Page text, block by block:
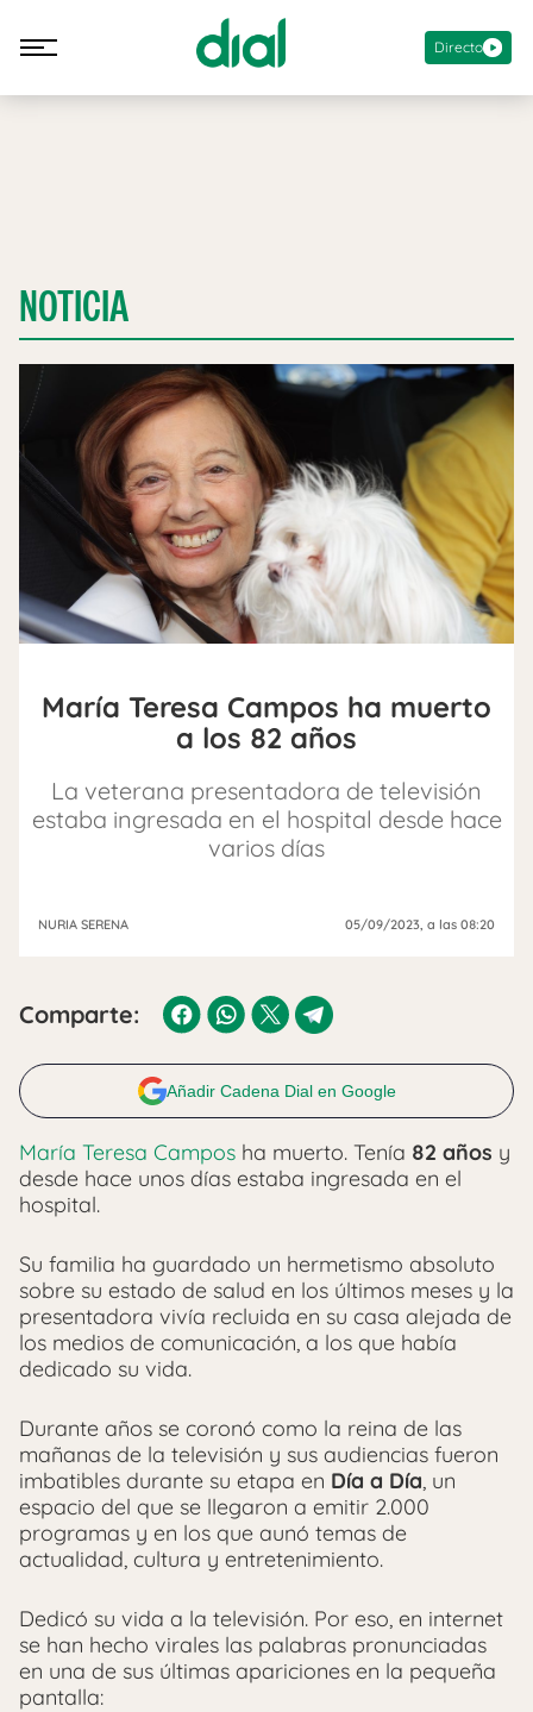
Directo
NOTICIA
María Teresa Campos ha muerto
a los 82 años
La veterana presentadora de televisión
estaba ingresada en el hospital desde hace
varios días
NURIA SERENA 05/09/2023 , a las 08:20
Comparte:
Añadir Cadena Dial en Google
María Teresa Campos ha muerto. Tenía 82 años y
desde hace unos días estaba ingresada en el
hospital.
Su familia ha guardado un hermetismo absoluto
sobre su estado de salud en los últimos meses y la
presentadora vivía recluida en su casa alejada de
los medios de comunicación, a los que había
dedicado su vida.
Durante años se coronó como la reina de las
mañanas de la televisión y sus audiencias fueron
imbatibles durante su etapa en Día a Día, un
espacio del que se llegaron a emitir 2.000
programas y en los que aunó temas de
actualidad, cultura y entretenimiento.
Dedicó su vida a la televisión. Por eso, en internet
se han hecho virales las palabras pronunciadas
en una de sus últimas apariciones en la pequeña
pantalla: